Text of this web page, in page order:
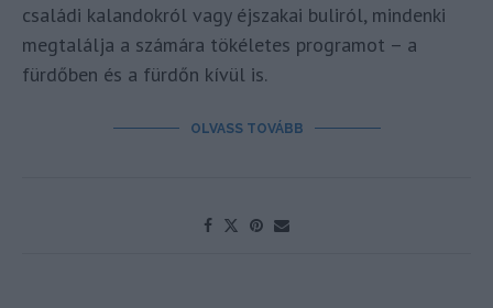
családi kalandokról vagy éjszakai buliról, mindenki
megtalálja a számára tökéletes programot – a
fürdőben és a fürdőn kívül is.
OLVASS TOVÁBB